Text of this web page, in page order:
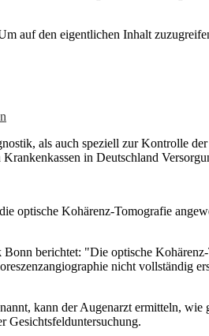
auf den eigentlichen Inhalt
als auch speziell zur Kontrolle
in Deutschland
optische Kohärenz-Tomografie
berichtet: "Die optische
nicht vollständig
kann der Augenarzt ermitteln,
Gesichtsfelduntersuchung.